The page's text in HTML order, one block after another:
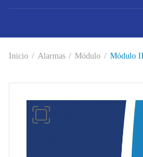
Inicio Alarmas Módulo Módulo